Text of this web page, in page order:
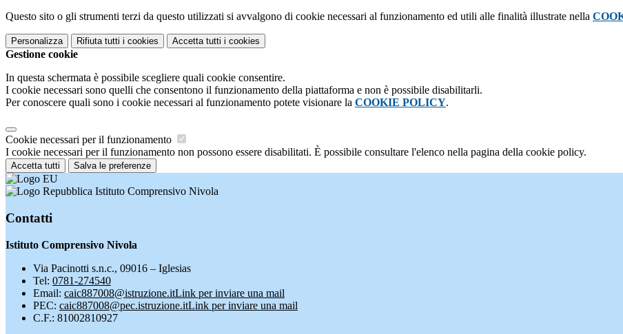
Questo sito o gli strumenti terzi da questo utilizzati si avvalgono di cookie necessari al funzionamento ed utili alle finalità illustrate nella
Personalizza Rifiuta tutti i cookies Accetta tutti i cookies
Gestione cookie
In questa schermata è possibile scegliere quali cookie consentire.
I cookie necessari sono quelli che consentono il funzionamento della piattaforma e non è possibile disabilitarli.
Per conoscere quali sono i cookie necessari al funzionamento potete visionare la COOKIE POLICY.
Cookie necessari per il funzionamento
I cookie necessari per il funzionamento non possono essere disabilitati. È possibile consultare l'elenco nella pagina della cookie policy.
Accetta tutti Salva le preferenze
Istituto Comprensivo Nivola
Contatti
Istituto Comprensivo Nivola
Via Pacinotti s.n.c., 09016 – Iglesias
Tel: 0781-274540
Email: caic887008@istruzione.itLink per inviare una mail
PEC: caic887008@pec.istruzione.itLink per inviare una mail
C.F.: 81002810927